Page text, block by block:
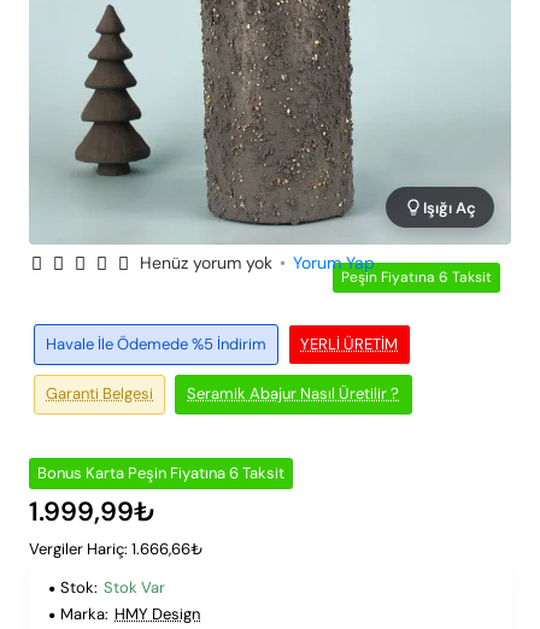
Peşin Fiyatına 6 Taksit
Işığı Aç
YERLI ÜRETIM
Havale İle Ödemede %5 İndirim
Seramik Abajur Nasıl Üretilir ?
Garanti Belgesi
Henüz yorum yok • Yorum Yap
Bonus Karta Peşin Fiyatına 6 Taksit
1.999,99₺
Vergiler Hariç: 1.666,66₺
Stok: Stok Var
Marka: HMY Design